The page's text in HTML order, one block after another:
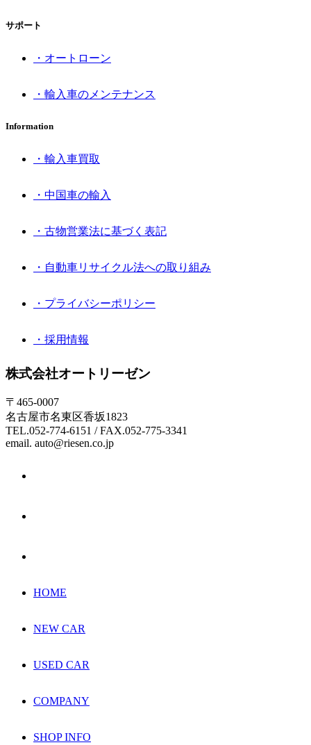
サポート
・オートローン
・輸入車のメンテナンス
Information
・輸入車買取
・中国車の輸入
・古物営業法に基づく表記
・自動車リサイクル法への取り組み
・プライバシーポリシー
・採用情報
株式会社オートリーゼン
〒465-0007
名古屋市名東区香坂1823
TEL.052-774-6151 / FAX.052-775-3341
email. auto@riesen.co.jp
HOME
NEW CAR
USED CAR
COMPANY
SHOP INFO